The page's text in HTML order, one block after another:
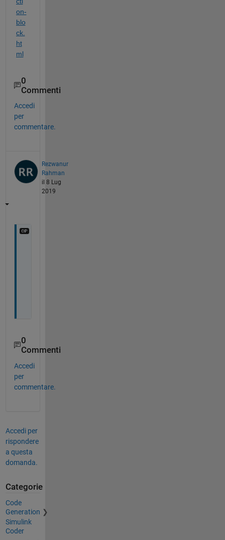
on-
blo
ck.
ht
ml
0
Commenti
Accedi
per
commentare.
Rezwanur
Rahman
il 8 Lug
2019
0
Commenti
Accedi
per
commentare.
Accedi per
rispondere
a questa
domanda.
Categorie
Code
Generation
Simulink
Coder